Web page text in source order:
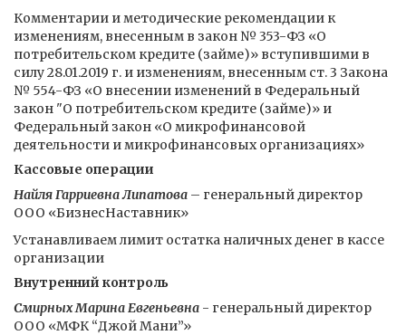
Комментарии и методические рекомендации к
изменениям, внесенным в закон № 353-ФЗ «О
потребительском кредите (займе)» вступившими в
силу 28.01.2019 г. и изменениям, внесенным ст. 3 Закона
№ 554-ФЗ «О внесении изменений в Федеральный
закон "О потребительском кредите (займе)» и
Федеральный закон «О микрофинансовой
деятельности и микрофинансовых организациях»
Кассовые операции
Найля Гарриевна Липатова – генеральный директор
ООО «БизнесНаставник»
Устанавливаем лимит остатка наличных денег в кассе
организации
Внутренний контроль
Смирных Марина Евгеньевна - генеральный директор
ООО «МФК “Джой Мани”»